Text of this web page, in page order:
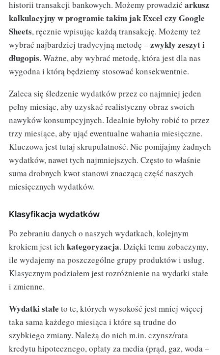
historii transakcji bankowych. Możemy prowadzić arkusz
kalkulacyjny w programie takim jak Excel czy Google
Sheets, ręcznie wpisując każdą transakcję. Możemy też
wybrać najbardziej tradycyjną metodę –zwykły zeszyt i
długopis. Ważne, aby wybrać metodę, która jest dla nas
wygodna i którą będziemy stosować konsekwentnie.
Zaleca się śledzenie wydatków przez co najmniej jeden
pełny miesiąc, aby uzyskać realistyczny obraz swoich
nawyków konsumpcyjnych. Idealnie byłoby robić to przez
trzy miesiące, aby ująć ewentualne wahania miesięczne.
Kluczowa jest tutaj skrupulatność. Nie pomijajmy żadnych
wydatków, nawet tych najmniejszych. Często to właśnie
suma drobnych kwot stanowi znaczącą część naszych
miesięcznych wydatków.
Klasyfikacja wydatków
Po zebraniu danych o naszych wydatkach, kolejnym
krokiem jest ich kategoryzacja. Dzięki temu zobaczymy,
ile wydajemy na poszczególne grupy produktów i usług.
Klasycznym podziałem jest rozróżnienie na wydatki stałe
i zmienne.
Wydatki stałe to te, których wysokość jest mniej więcej
taka sama każdego miesiąca i które są trudne do
szybkiego zmiany. Należą do nich m.in. czynsz/rata
kredytu hipotecznego, opłaty za media (prąd, gaz, woda –